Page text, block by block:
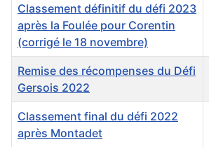
Classement définitif du défi 2023
après la Foulée pour Corentin
(corrigé le 18 novembre)
Remise des récompenses du Défi
Gersois 2022
Classement final du défi 2022
après Montadet